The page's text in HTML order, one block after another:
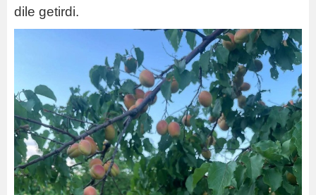
dile getirdi.